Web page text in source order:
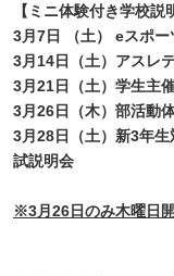
【ミニ体験付き学校説
3月7日 （土） eスポー
3月14日（土）アスレ
3月21日（土）学生主
3月26日（木） 部活動
3月28日（土）新3年
試説明会
※3月26日のみ木曜日